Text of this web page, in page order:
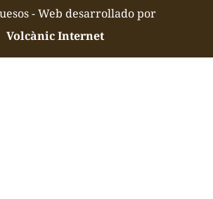
- Web desarrollado por
Volcànic Internet